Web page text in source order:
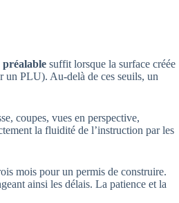
suffit lorsque la surface créée
un PLU). Au-delà de ces seuils, un
coupes, vues en perspective,
la fluidité de l’instruction par les
mois pour un permis de construire.
ainsi les délais. La patience et la